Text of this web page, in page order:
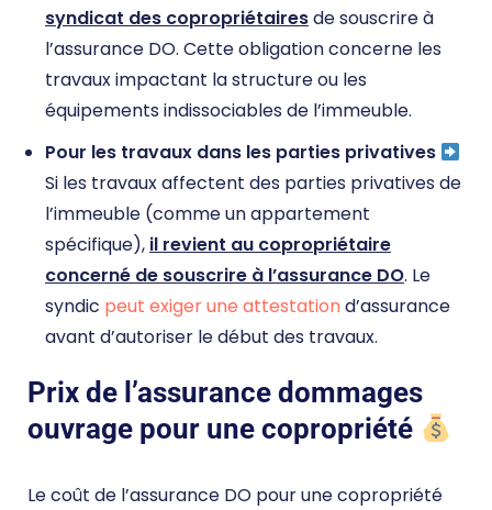
syndicat des copropriétairesde souscrire à
l’assurance DO. Cette obligation concerne les
travaux impactant la structure ou les
équipements indissociables de l’immeuble.
Pour les travaux dans les parties privatives
Si les travaux affectent des parties privatives de
l’immeuble (comme un appartement
spécifique), il revient au copropriétaire
concerné de souscrire à l’assurance DO. Le
syndic peut exiger une attestationd’assurance
avant d’autoriser le début des travaux.
Prix de l’assurance dommages
ouvrage pour une copropriété
Le coût de l’assurance DO pour une copropriété